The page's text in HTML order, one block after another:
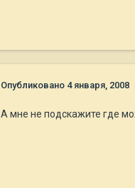
Опубликовано 4 января, 2008
А мне не подскажите где